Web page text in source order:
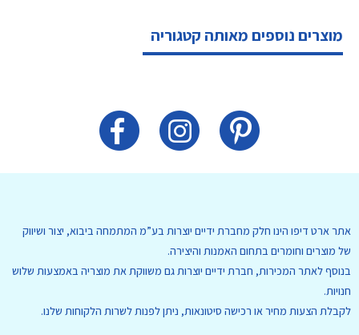
מוצרים נוספים מאותה קטגוריה
אתר ארט דיפו הינו חלק מחברת ידיים יוצרות בע”מ המתמחה ביבוא, יצור ושיווק
של מוצרים וחומרים בתחום האמנות והיצירה.
בנוסף לאתר המכירות, חברת ידיים יוצרות גם משווקת את מוצריה באמצעות שלוש
חנויות.
לקבלת הצעות מחיר או רכישה סיטונאות, ניתן לפנות לשרות הלקוחות שלנו.